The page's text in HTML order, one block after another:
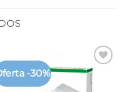
-30%